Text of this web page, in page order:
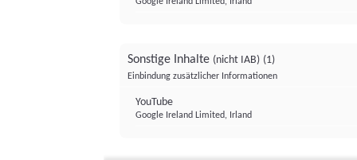
Sonstige Inhalte (nicht IAB) (1)
Einbindung zusätzlicher Informationen
YouTube
Google Ireland Limited, Irland